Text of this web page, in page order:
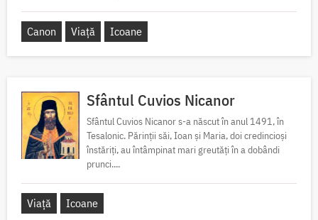
Canon Viață Icoane
Sfântul Cuvios Nicanor
Sfântul Cuvios Nicanor s-a născut în anul 1491, în
Tesalonic. Părinții săi, Ioan și Maria, doi credincioși
înstăriți, au întâmpinat mari greutăți în a dobândi
prunci....
Viață Icoane